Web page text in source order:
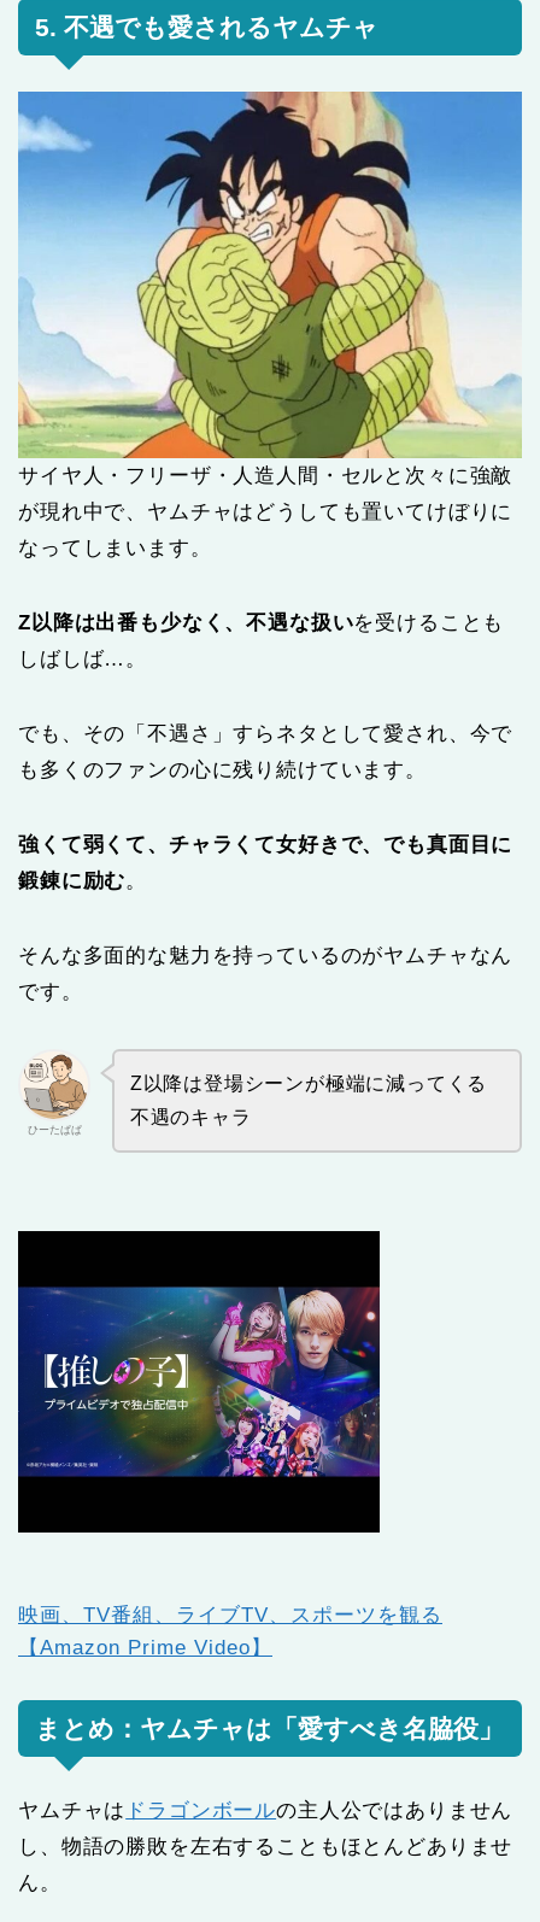
5. 不遇でも愛されるヤムチャ
サイヤ人・フリーザ・人造人間・セルと次々に強敵
が現れ中で、ヤムチャはどうしても置いてけぼりに
なってしまいます。
Z以降は出番も少なく、不遇な扱いを受けることも
しばしば…。
でも、その「不遇さ」すらネタとして愛され、今で
も多くのファンの心に残り続けています。
強くて弱くて、チャラくて女好きで、でも真面目に
鍛錬に励む。
そんな多面的な魅力を持っているのがヤムチャなん
です。
ひーたぱぱ
Z以降は登場シーンが極端に減ってくる
不遇のキャラ
映画、TV番組、ライブTV、スポーツを観る
【Amazon Prime Video】
まとめ：ヤムチャは「愛すべき名脇役」
ヤムチャは ドラゴンボールの主人公ではありません
し、物語の勝敗を左右することもほとんどありませ
ん。